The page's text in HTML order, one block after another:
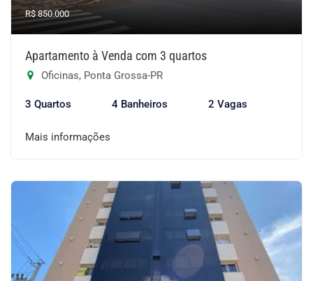
R$ 850.000
Apartamento à Venda com 3 quartos
Oficinas, Ponta Grossa-PR
3 Quartos 4 Banheiros 2 Vagas
Mais informações